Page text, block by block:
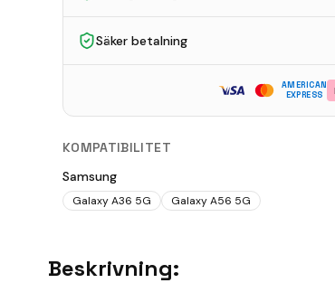
Säker betalning
AMERICAN
EXPRESS
KOMPATIBILITET
Samsung
Galaxy A36 5G Galaxy A56 5G
Beskrivning: